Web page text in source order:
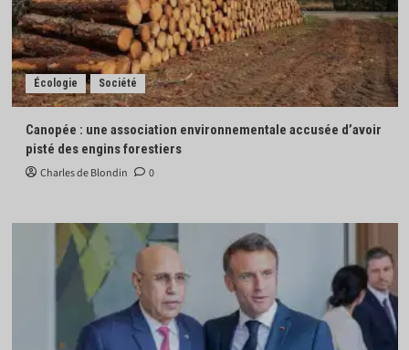
Écologie Société
Canopée : une association environnementale accusée d’avoir
pisté des engins forestiers
Charles de Blondin 0